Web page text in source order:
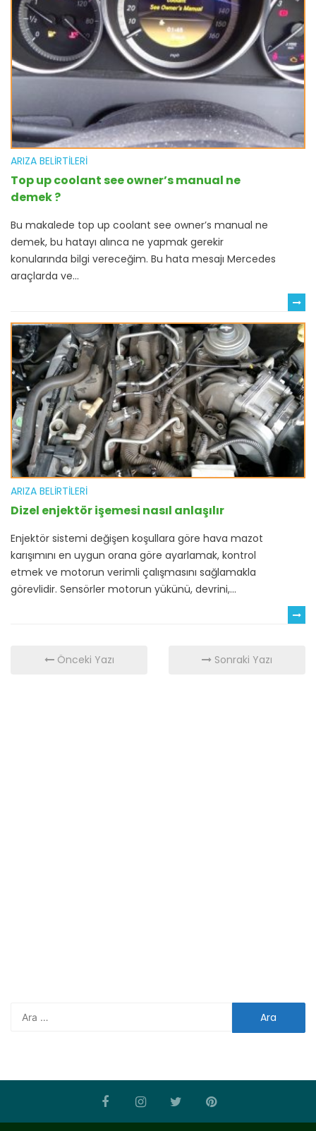
ARIZA BELIRTILERI
Top up coolant see owner’s manual ne
demek ?
Bu makalede top up coolant see owner’s manual ne
demek, bu hatayı alınca ne yapmak gerekir
konularında bilgi vereceğim. Bu hata mesajı Mercedes
araçlarda ve...
ARIZA BELIRTILERI
Dizel enjektör işemesi nasıl anlaşılır
Enjektör sistemi değişen koşullara göre hava mazot
karışımını en uygun orana göre ayarlamak, kontrol
etmek ve motorun verimli çalışmasını sağlamakla
görevlidir. Sensörler motorun yükünü, devrini,...
Önceki Yazı Sonraki Yazı